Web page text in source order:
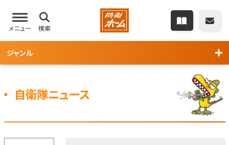
メニュー 検索
ジャンル
自衛隊ニュース